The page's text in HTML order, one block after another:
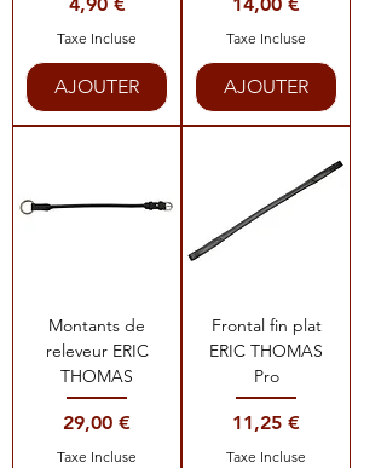
Taxe Incluse
AJOUTER
Taxe Incluse
AJOUTER
Montants de
releveur ERIC
THOMAS
Prix
29,00 €
Taxe Incluse
Frontal fin plat
ERIC THOMAS
Pro
Prix
11,25 €
Taxe Incluse